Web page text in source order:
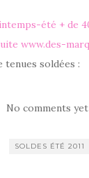
été + de
www.des-
tenues soldées :
No comments yet
SOLDES ÉTÉ 2011